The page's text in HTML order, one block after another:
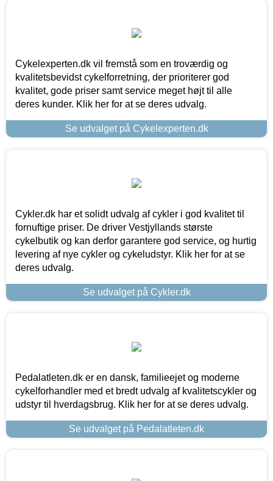
Cykelexperten.dk vil fremstå som en troværdig og
kvalitetsbevidst cykelforretning, der prioriterer god
kvalitet, gode priser samt service meget højt til alle
deres kunder. Klik her for at se deres udvalg.
Se udvalget på Cykelexperten.dk
Cykler.dk har et solidt udvalg af cykler i god kvalitet til
fornuftige priser. De driver Vestjyllands største
cykelbutik og kan derfor garantere god service, og hurtig
levering af nye cykler og cykeludstyr. Klik her for at se
deres udvalg.
Se udvalget på Cykler.dk
Pedalatleten.dk er en dansk, familieejet og moderne
cykelforhandler med et bredt udvalg af kvalitetscykler og
udstyr til hverdagsbrug. Klik her for at se deres udvalg.
Se udvalget på Pedalatleten.dk